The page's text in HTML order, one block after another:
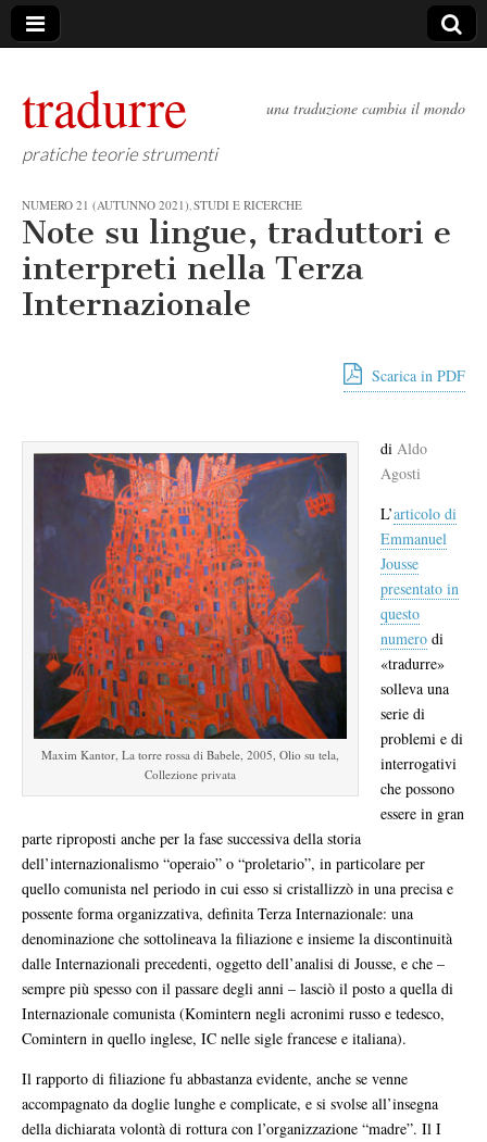
tradurre
pratiche teorie strumenti
una traduzione cambia il mondo
NUMERO 21 (AUTUNNO 2021) STUDI E RICERCHE
Note su lingue, traduttori e
interpreti nella Terza
Internazionale
Scarica in PDF
Maxim Kantor, La torre rossa di Babele, 2005, Olio su tela,
Collezione privata
di Aldo
Agosti
L’articolo di
Emmanuel
Jousse
presentato in
questo
numero di
«tradurre»
solleva una
serie di
problemi e di
interrogativi
che possono
essere in gran
parte riproposti anche per la fase successiva della storia
dell’internazionalismo “operaio” o “proletario”, in particolare per
quello comunista nel periodo in cui esso si cristallizzò in una precisa e
possente forma organizzativa, definita Terza Internazionale: una
denominazione che sottolineava la filiazione e insieme la discontinuità
dalle Internazionali precedenti, oggetto dell’analisi di Jousse, e che –
sempre più spesso con il passare degli anni – lasciò il posto a quella di
Internazionale comunista (Komintern negli acronimi russo e tedesco,
Comintern in quello inglese, IC nelle sigle francese e italiana).
Il rapporto di filiazione fu abbastanza evidente, anche se venne
accompagnato da doglie lunghe e complicate, e si svolse all’insegna
della dichiarata volontà di rottura con l’organizzazione “madre”. Il I